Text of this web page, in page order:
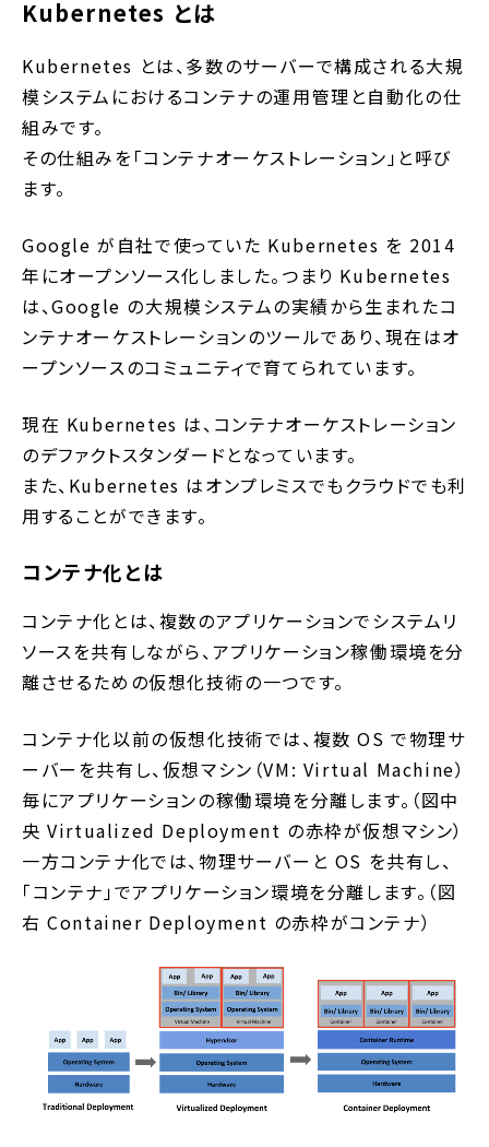
Kubernetes とは
Kubernetes とは、多数のサーバーで構成される大規
模システムにおけるコンテナの運用管理と自動化の仕
組みです。
その仕組みを「コンテナオーケストレーション」と呼び
ます。
Google が自社で使っていた Kubernetes を 2014
年にオープンソース化しました。つまり Kubernetes
は、Google の大規模システムの実績から生まれたコ
ンテナオーケストレーションのツールであり、現在はオ
ープンソースのコミュニティで育てられています。
現在 Kubernetes は、コンテナオーケストレーション
のデファクトスタンダードとなっています。
また、Kubernetes はオンプレミスでもクラウドでも利
用することができます。
コンテナ化とは
コンテナ化とは、複数のアプリケーションでシステムリ
ソースを共有しながら、アプリケーション稼働環境を分
離させるための仮想化技術の一つです。
コンテナ化以前の仮想化技術では、複数 OS で物理サ
ーバーを共有し、仮想マシン（VM: Virtual Machine）
毎にアプリケーションの稼働環境を分離します。（図中
央 Virtualized Deployment の赤枠が仮想マシン）
一方コンテナ化では、物理サーバーと OS を共有し、
「コンテナ」でアプリケーション環境を分離します。（図
右 Container Deployment の赤枠がコンテナ）